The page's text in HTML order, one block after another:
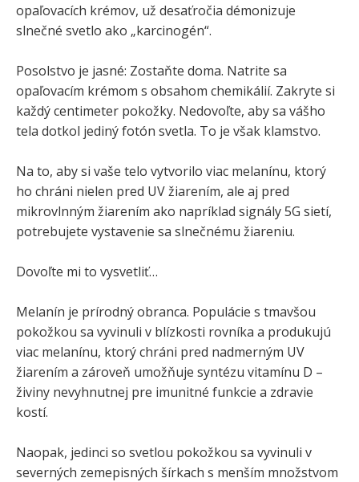
opaľovacích krémov, už desaťročia démonizuje
slnečné svetlo ako „karcinogén“.
Posolstvo je jasné: Zostaňte doma. Natrite sa
opaľovacím krémom s obsahom chemikálií. Zakryte si
každý centimeter pokožky. Nedovoľte, aby sa vášho
tela dotkol jediný fotón svetla. To je však klamstvo.
Na to, aby si vaše telo vytvorilo viac melanínu, ktorý
ho chráni nielen pred UV žiarením, ale aj pred
mikrovlnným žiarením ako napríklad signály 5G sietí,
potrebujete vystavenie sa slnečnému žiareniu.
Dovoľte mi to vysvetliť…
Melanín je prírodný obranca. Populácie s tmavšou
pokožkou sa vyvinuli v blízkosti rovníka a produkujú
viac melanínu, ktorý chráni pred nadmerným UV
žiarením a zároveň umožňuje syntézu vitamínu D –
živiny nevyhnutnej pre imunitné funkcie a zdravie
kostí.
Naopak, jedinci so svetlou pokožkou sa vyvinuli v
severných zemepisných šírkach s menším množstvom